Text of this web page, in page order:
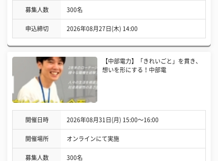
募集人数 300名
申込締切 2026年08月27日(木) 14:00
【中部電力】「きれいごと」を貫き、
想いを形にする！中部電
開催日時 2026年08月31日(月) 15:00〜16:00
開催場所 オンラインにて実施
募集人数 300名